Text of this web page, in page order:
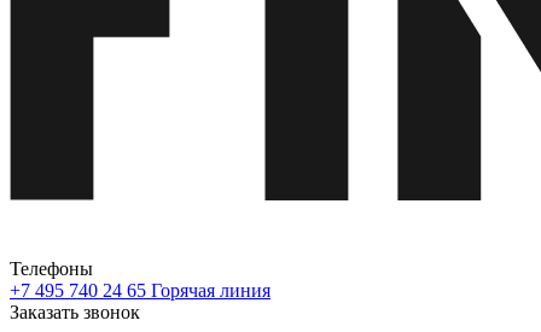
Телефоны
+7 495 740 24 65 Горячая линия
Заказать звонок